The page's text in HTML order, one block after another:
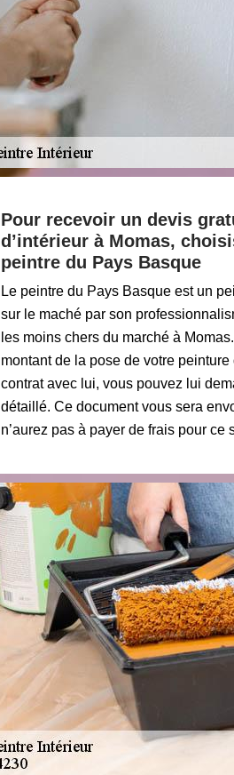
Pour recevoir un devis
d’intérieur à Momas,
peintre du Pays Basque
Le peintre du Pays Basque est un
sur le maché par son
les moins chers du marché à
montant de la pose de votre
contrat avec lui, vous pouvez lui
détaillé. Ce document vous sera
n’aurez pas à payer de frais pour ce